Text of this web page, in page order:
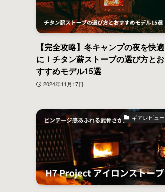
【完全攻略】冬キャンプの夜を快適
に！チタン薪ストーブの選び方とお
すすめモデル15選
2024年11月17日
ギアレビュー